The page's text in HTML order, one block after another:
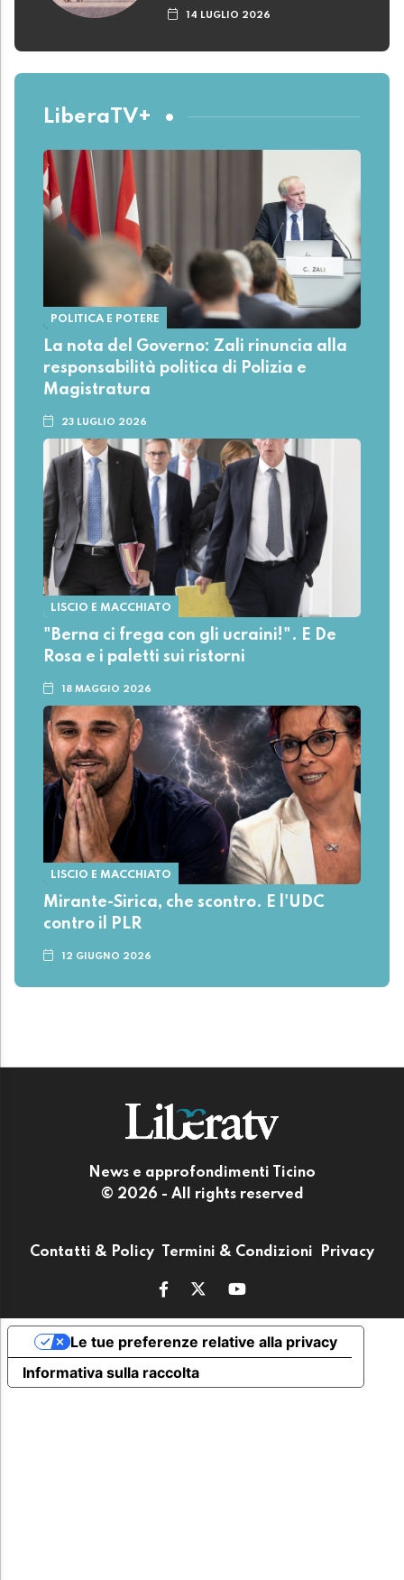
14 LUGLIO 2026
LiberaTV+
POLITICA E POTERE
La nota del Governo: Zali rinuncia alla
responsabilità politica di Polizia e
Magistratura
23 LUGLIO 2026
LISCIO E MACCHIATO
"Berna ci frega con gli ucraini!". E De
Rosa e i paletti sui ristorni
18 MAGGIO 2026
LISCIO E MACCHIATO
Mirante-Sirica, che scontro. E l'UDC
contro il PLR
12 GIUGNO 2026
News e approfondimenti Ticino
© 2026 - All rights reserved
Contatti & Policy Termini & Condizioni Privacy
Informativa sulla raccolta
Le tue preferenze relative alla privacy